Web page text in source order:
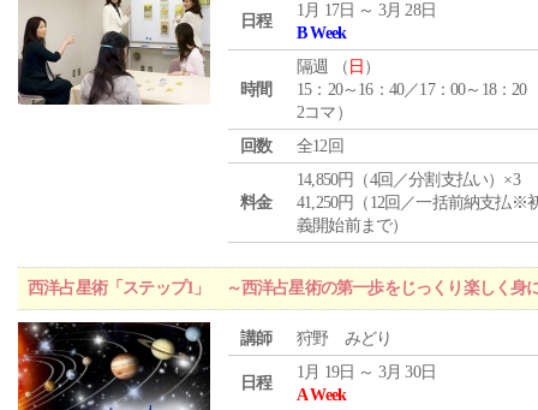
日程
1月 17日 ～ 3月 28日
B Week
時間
隔週 （ 日 ）
15：20～16：40／17：00～18：20
2コマ）
回数
全12回
料金
14,850円（4回／分割支払い）×3
41,250円（12回／一括前納支払※
義開始前まで）
西洋占星術「ステップ1」 ～西洋占星術の第一歩をじっくり楽しく身
講師 狩野 みどり
日程
1月 19日 ～ 3月 30日
A Week